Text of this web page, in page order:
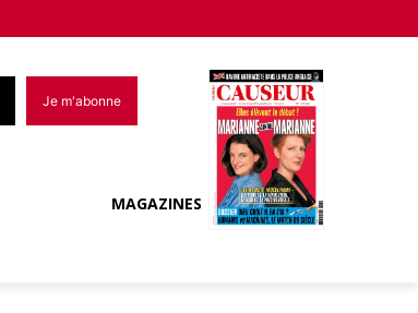
Je m'abonne
MAGAZINES